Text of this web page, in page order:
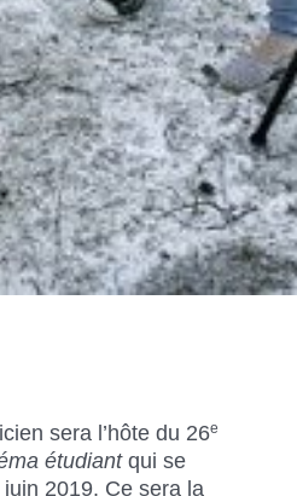
sera l’hôte du 26e
étudiantqui se
2019. Ce sera la